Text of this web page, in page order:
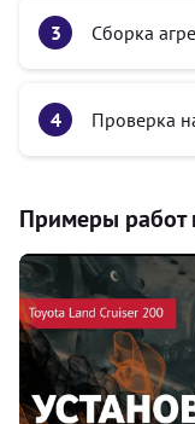
Сборка
Проверка
Примеры работ